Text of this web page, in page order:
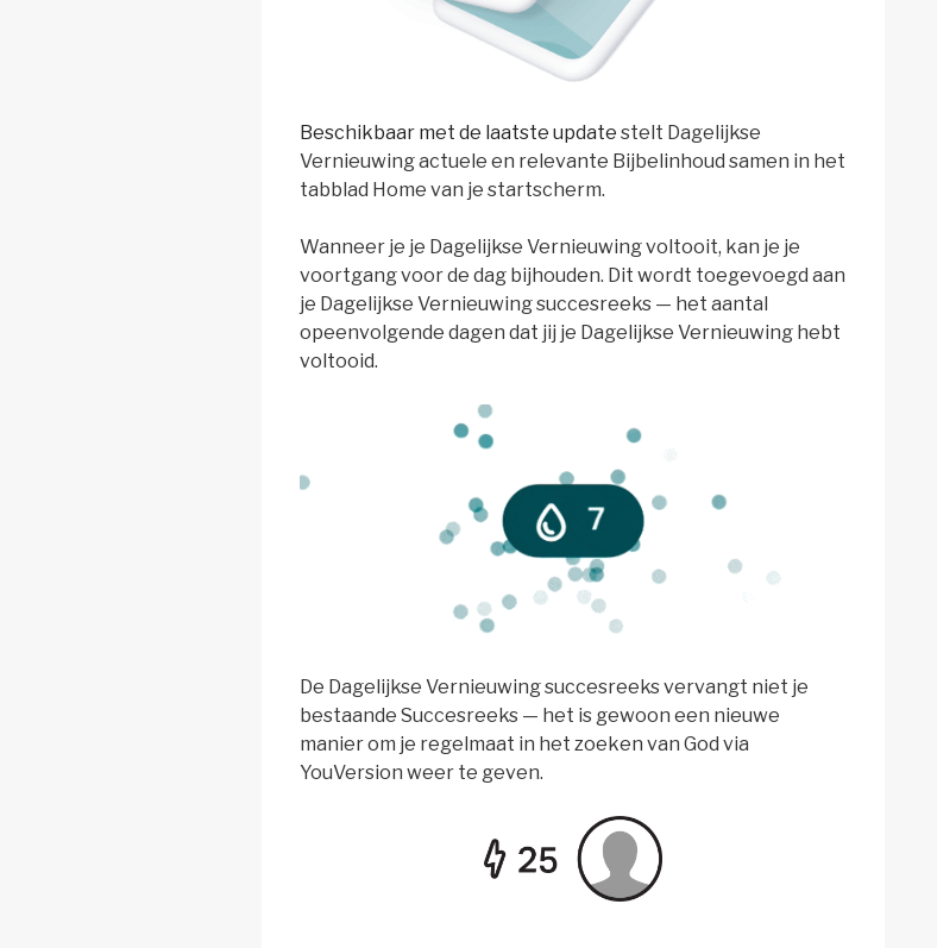
Beschikbaar met de laatste update stelt Dagelijkse
Vernieuwing actuele en relevante Bijbelinhoud samen in het
tabblad Home van je startscherm.
Wanneer je je Dagelijkse Vernieuwing voltooit, kan je je
voortgang voor de dag bijhouden. Dit wordt toegevoegd aan
je Dagelijkse Vernieuwing succesreeks — het aantal
opeenvolgende dagen dat jij je Dagelijkse Vernieuwing hebt
voltooid.
De Dagelijkse Vernieuwing succesreeks vervangt niet je
bestaande Succesreeks — het is gewoon een nieuwe
manier om je regelmaat in het zoeken van God via
YouVersion weer te geven.